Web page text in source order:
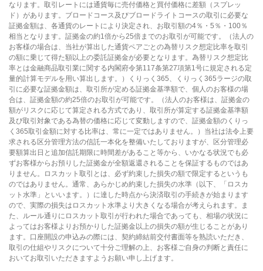
なります。取引レートには通貨毎に売付価格と買付価格に差額（スプレッ
ド）があります。ブロードコース及びブロードライトコースの取引に必要な
証拠金額は、各通貨のレートにより決定され、お取引額の4％・5％・100％
相当となります。証拠金の約1倍から25倍までのお取引が可能です。（法人の
お客様の場合は、当社が算出した通貨ペアごとの為替リスク想定比率を取引
の額に乗じて得た額以上の委託証拠金が必要となります。為替リスク想定比
率とは金融商品取引業に関する内閣府令第117条第27項第1号に規定される定
量的計算モデルを用い算出します。）くりっく365、くりっく365ラージの取
引に必要な証拠金額は、取引所が定める証拠金基準額で、個人のお客様の場
合は、証拠金額の約25倍のお取引が可能です。（法人のお客様は、証拠金の
額がリスクに応じて算定される方式であり、取引所が算定する証拠金基準額
及び取引対象である為替の価格に応じて変動しますので、証拠金額のくりっ
く365取引金額に対する比率は、常に一定ではありません。）当社は法令上要
求される区分管理方法の信託一本化を整備いたしておりますが、区分管理必
要額算出日と追加信託期限に時間差があること等から、いかなる状況でも必
ずお客様からお預りした証拠金が全額返還されることを保証するものではあ
りません。ロスカット取引とは、必ず約束した損失の額で限定するというも
のではありません。通常、あらかじめ約束した損失の水準（以下、「ロスカ
ット水準」といいます。）に達した時点から決済取引の手続きが始まります
ので、実際の損失はロスカット水準より大きくなる場合が考えられます。ま
た、ルール通りにロスカット取引が行われた場合であっても、相場の状況に
よってはお客様よりお預かりした証拠金以上の損失の額が生じることがあり
ます。口座開設の申込みの際には、契約締結前交付書面等を熟読いただき、
取引の仕組やリスクについて十分ご理解の上、お客様ご自身の判断と責任に
おいてお取引いただきますようお願い申し上げます。